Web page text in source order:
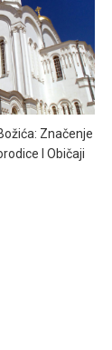
Značenje
I Običaji